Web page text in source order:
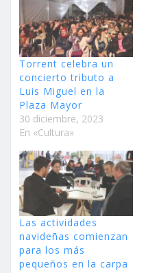
Torrent celebra un
concierto tributo a
Luis Miguel en la
Plaza Mayor
30 diciembre, 2023
En «Cultura»
Las actividades
navideñas comienzan
para los más
pequeños en la carpa